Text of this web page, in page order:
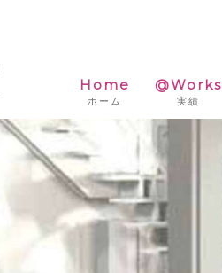
Home
ホーム
@Works
実績